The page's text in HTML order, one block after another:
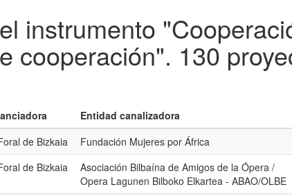
instrumento
cooperación". 130
Entidad canalizadora
de Bizkaia Fundación Mujeres por África
de Bizkaia
Asociación Bilbaína de Amigos de la Ópera /
Opera Lagunen Bilboko Elkartea - ABAO/OLBE